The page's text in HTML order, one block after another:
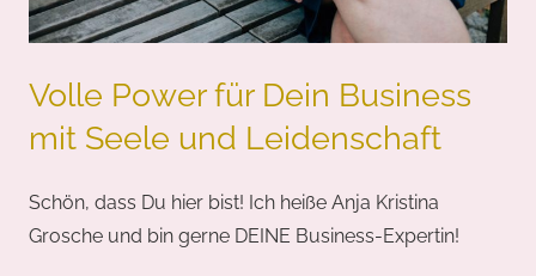
Volle Power für Dein Business
mit Seele und Leidenschaft
Schön, dass Du hier bist! Ich heiße Anja Kristina
Grosche und bin gerne DEINE Business-Expertin!